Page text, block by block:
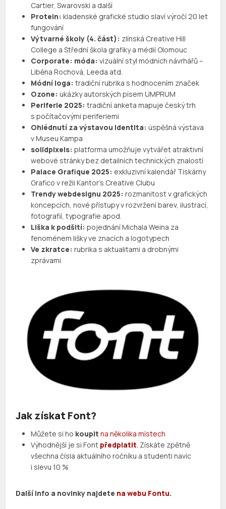
Cartier, Swarovski a další
Protein: kladenské grafické studio slaví výročí 20 let
fungování
Výtvarné školy (4. část): zlínská Creative Hill
College a Střední škola grafiky a médií Olomouc
Corporate: móda: vizuální styl módních návrhářů –
Liběna Rochová, Leeda atd.
Módní loga: tradiční rubrika s hodnocením značek
Ozone: ukázky autorských písem UMPRUM
Periferie 2025: tradiční anketa mapuje český trh
s počítačovými periferiemi
Ohlédnutí za výstavou Identita: úspěšná výstava
v Museu Kampa
solidpixels: platforma umožňuje vytvářet atraktivní
webové stránky bez detailních technických znalostí
Palace Grafique 2025: exkluzivní kalendář Tiskárny
Grafico v režii Kantor’s Creative Clubu
Trendy webdesignu 2025: rozmanitost v grafických
koncepcích, nové přístupy v rozvržení barev, ilustrací,
fotografií, typografie apod.
Liška k podšití: pojednání Michala Weina za
fenoménem lišky ve znacích a logotypech
Ve zkratce: rubrika s aktualitami a drobnými
zprávami
Jak získat Font?
Můžete si ho koupit na několika místech
Výhodnější je si Font předplatit . Získáte zpětně
všechna čísla aktuálního ročníku a studenti navíc
i slevu 10 %
Další info a novinky najdete na webu Fontu.